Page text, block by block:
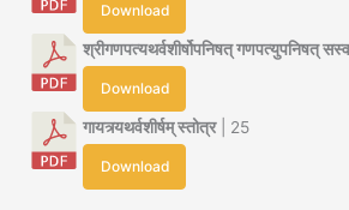
Download
श्रीगणपत्यथर्वशीर्षोपनिषत् गणपत्युपनिषत्
Download
गायत्र्यथर्वशीर्षम् स्तोत्र| 25
Download